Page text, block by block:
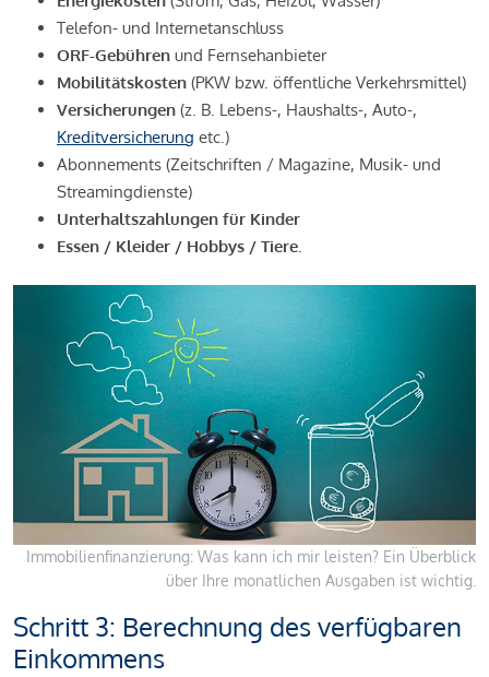
Telefon- und Internetanschluss
ORF-Gebühren und Fernsehanbieter
Mobilitätskosten (PKW bzw. öffentliche Verkehrsmittel)
Versicherungen (z. B. Lebens-, Haushalts-, Auto-,
Kreditversicherung etc.)
Abonnements (Zeitschriften / Magazine, Musik- und
Streamingdienste)
Unterhaltszahlungen für Kinder
Essen / Kleider / Hobbys / Tiere.
Immobilienfinanzierung: Was kann ich mir leisten? Ein Überblick
über Ihre monatlichen Ausgaben ist wichtig.
Schritt 3: Berechnung des verfügbaren
Einkommens